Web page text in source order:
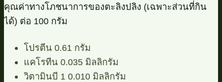
คุณค่าทางโภชนาการของตะลิงปลิง (เฉพาะส่วนที่กิน
ได้) ต่อ 100 กรัม
โปรตีน 0.61 กรัม
แคโรทีน 0.035 มิลลิกรัม
วิตามินบี 1 0.010 มิลลิกรัม